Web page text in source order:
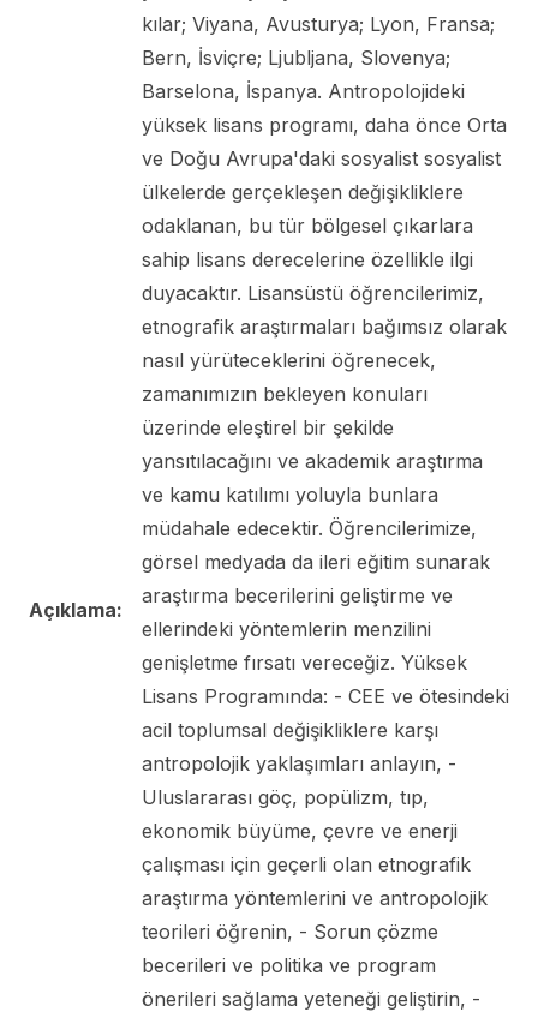
Açıklama:
kılar; Viyana, Avusturya; Lyon, Fransa;
Bern, İsviçre; Ljubljana, Slovenya;
Barselona, ​​İspanya. Antropolojideki
yüksek lisans programı, daha önce Orta
ve Doğu Avrupa'daki sosyalist sosyalist
ülkelerde gerçekleşen değişikliklere
odaklanan, bu tür bölgesel çıkarlara
sahip lisans derecelerine özellikle ilgi
duyacaktır. Lisansüstü öğrencilerimiz,
etnografik araştırmaları bağımsız olarak
nasıl yürüteceklerini öğrenecek,
zamanımızın bekleyen konuları
üzerinde eleştirel bir şekilde
yansıtılacağını ve akademik araştırma
ve kamu katılımı yoluyla bunlara
müdahale edecektir. Öğrencilerimize,
görsel medyada da ileri eğitim sunarak
araştırma becerilerini geliştirme ve
ellerindeki yöntemlerin menzilini
genişletme fırsatı vereceğiz. Yüksek
Lisans Programında: - CEE ve ötesindeki
acil toplumsal değişikliklere karşı
antropolojik yaklaşımları anlayın, -
Uluslararası göç, popülizm, tıp,
ekonomik büyüme, çevre ve enerji
çalışması için geçerli olan etnografik
araştırma yöntemlerini ve antropolojik
teorileri öğrenin, - Sorun çözme
becerileri ve politika ve program
önerileri sağlama yeteneği geliştirin, -